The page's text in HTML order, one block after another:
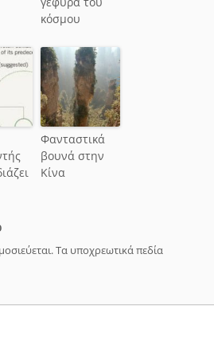
κόσμου
Φανταστικά
βουνά στην
Κίνα
Τα υποχρεωτικά πεδία